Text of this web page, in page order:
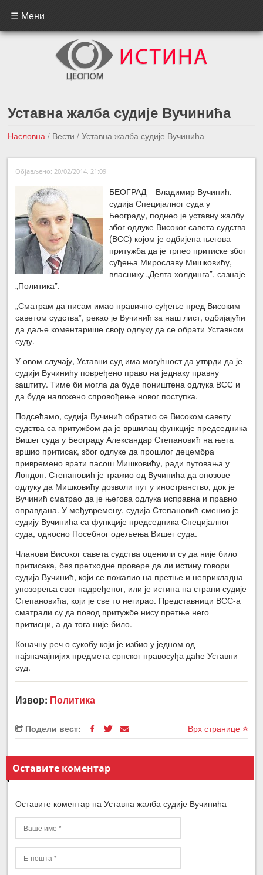
☰ Мени
Уставна жалба судије Вучинића
Насловна / Вести/ Уставна жалба судије Вучинића
←Претходна вест
Следећа вест →
Објављено: 20/02/2014, 21:09
БЕОГРАД – Владимир Вучинић,
судија Специјалног суда у
Београду, поднео је уставну жалбу
због одлуке Високог савета судства
(ВСС) којом је одбијена његова
притужба да је трпео притиске због
суђења Мирославу Мишковићу,
власнику „Делта холдинга”, сазнаје
„Политика”.
„Сматрам да нисам имао правично суђење пред Високим
саветом судства”, рекао је Вучинић за наш лист, одбијајући
да даље коментарише своју одлуку да се обрати Уставном
суду.
У овом случају, Уставни суд има могућност да утврди да је
судији Вучинићу повређено право на једнаку правну
заштиту. Тиме би могла да буде поништена одлука ВСС и
да буде наложено спровођење новог поступка.
Подсећамо, судија Вучинић обратио се Високом савету
судства са притужбом да је вршилац функције председника
Вишег суда у Београду Александар Степановић на њега
вршио притисак, због одлуке да прошлог децембра
привремено врати пасош Мишковићу, ради путовања у
Лондон. Степановић је тражио од Вучинића да опозове
одлуку да Мишковићу дозволи пут у иностранство, док је
Вучинић сматрао да је његова одлука исправна и правно
оправдана. У међувремену, судија Степановић сменио је
судију Вучинића са функције председника Специјалног
суда, односно Посебног одељења Вишег суда.
Чланови Високог савета судства оценили су да није било
притисака, без претходне провере да ли истину говори
судија Вучинић, који се пожалио на претње и неприкладна
упозорења свог надређеног, или је истина на страни судије
Степановића, који је све то негирао. Представници ВСС-а
сматрали су да повод притужбе нису претње него
притисци, а да тога није било.
Коначну реч о сукобу који је избио у једном од
најзначајнијих предмета српског правосуђа даће Уставни
суд.
Извор: Политика
Подели вест: Врх странице
Оставите коментар
Оставите коментар на Уставна жалба судије Вучинића